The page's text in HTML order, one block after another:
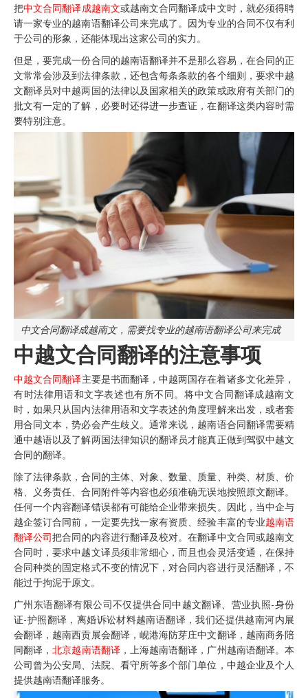
把中文合同翻译成越南文或越南文合同翻译成中文时，就必须得聘
请一家专业的越南语翻译公司来完成了。因为专业的合同不仅有利
于公司的形象，还能体现出这家公司的实力。
但是，要完成一份合同的越南语翻译并不是那么容易，在合同的正
文常常会涉及到法律条款，还包含每条条款的各个细则，要求中越
文翻译员对中越两国的法律以及国家相关的政策或政府有关部门的
批文有一定的了解，必要时还得进一步查证，在翻译这类内容时需
要特别注意。
中文合同翻译成越南文，需要找专业的越南语翻译公司来完成
中越文合同翻译的注意事项
中越文合同翻译主要是书面翻译，中越两国存在着诸多文化差异，
有时法律用语和文字表述也有所不同。将中文合同翻译成越南文
时，如果只从国内法律用语和文字表述的角度理解来出发，或者套
用合同文本，势必会产生歧义。通常来说，越南语合同翻译需要精
通中越语以及了解两国法律知识的翻译员才能真正做到驾驭中越文
合同的翻译。
除了法律条款，合同的主体、对象、数量、质量、种类、材质、价
格、义务责任、合同附件等内容也必须准确无误地按照原文翻译。
任何一个内容翻译错误都有可能给企业带来损失。因此，当中企与
越企签订合同前，一定要先找一家有资质、经验丰富的专业越南语
翻译公司把合同的内容进行翻译及校对。在翻译中文合同或越南文
合同时，要求中越文译员须非常细心，而且也会灵活变通，在保持
合同种类的固定格式不变的情况下，对合同内容进行灵活翻译，不
能过于拘泥于原文。
广州东语翻译有限公司不仅提供合同中越文翻译、营业执照-身份
证-护照翻译，离婚诉讼材料越南语翻译，我们还提供越南河内展
会翻译，越南西贡展会翻译，岘港海防芽庄中文翻译，越南商务陪
同翻译，北京越南语翻译，上海越南语翻译，广州越南语翻译。本
公司曾为公安局、法院、看守所等多个部门单位，中越企业及个人
提供越南语翻译服务。